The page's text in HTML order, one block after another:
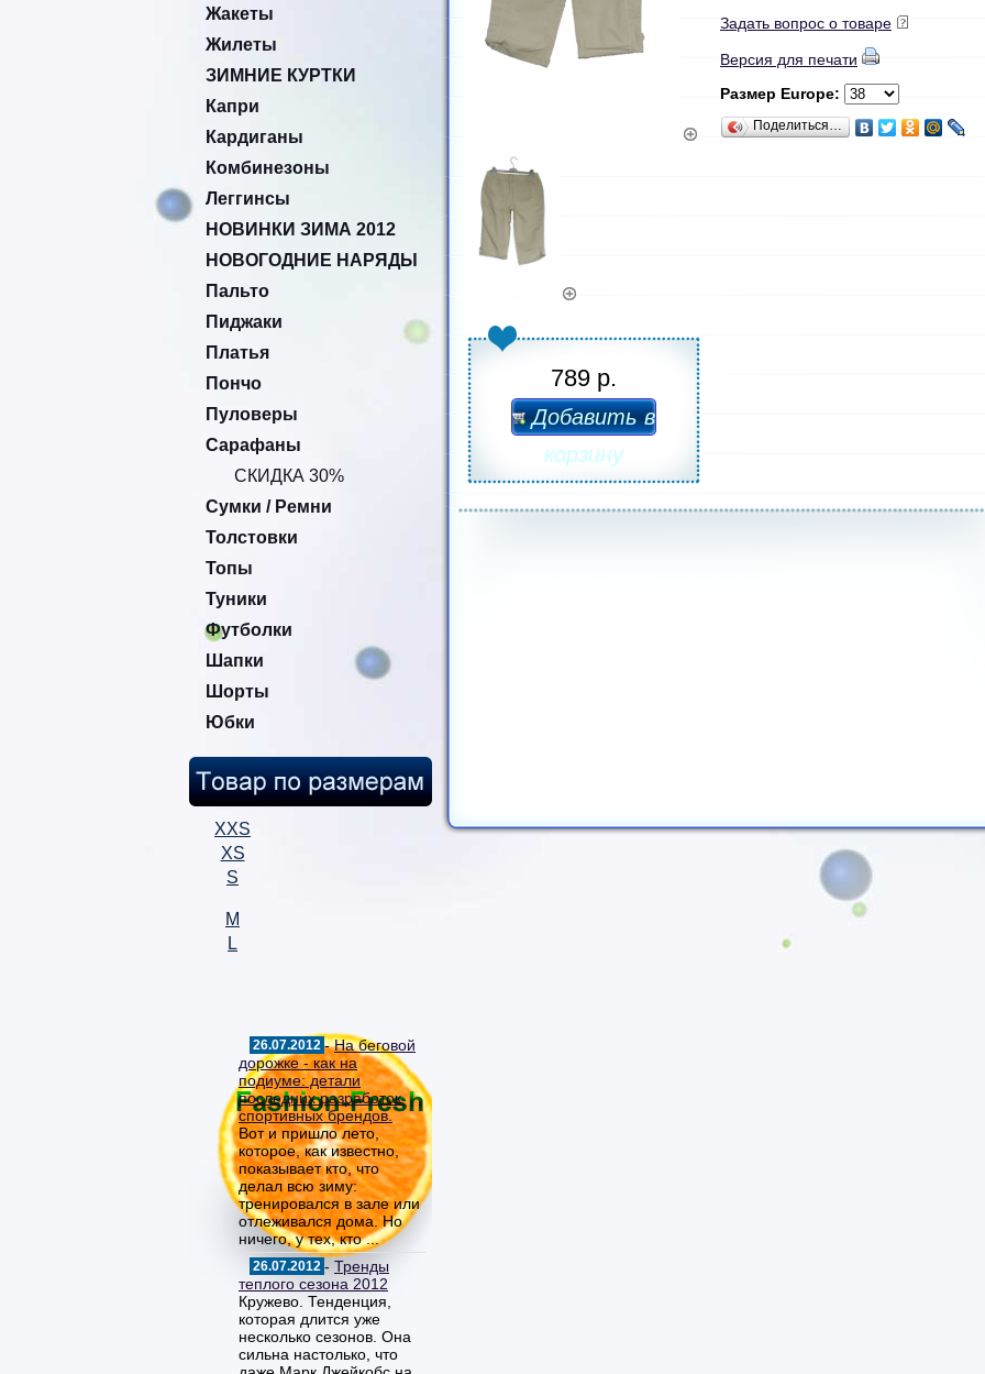
Жакеты
Жилеты
ЗИМНИЕ КУРТКИ
Капри
Кардиганы
Комбинезоны
Леггинсы
НОВИНКИ ЗИМА 2012
НОВОГОДНИЕ НАРЯДЫ
Пальто
Пиджаки
Платья
Пончо
Пуловеры
Сарафаны
СКИДКА 30%
Сумки / Ремни
Толстовки
Топы
Туники
Футболки
Шапки
Шорты
Юбки
XXS
XS
S
M
L
26.07.2012 -На беговой
дорожке - как на
подиуме: детали
последних разработок
спортивных брендов.
Вот и пришло лето,
которое, как известно,
показывает кто, что
делал всю зиму:
тренировался в зале или
отлеживался дома. Но
ничего, у тех, кто ...
26.07.2012 - Тренды
теплого сезона 2012
Кружево. Тенденция,
которая длится уже
несколько сезонов. Она
сильна настолько, что
789 р.
Добавить в
корзину
Задать вопрос о товаре
Версия для печати
Размер Europe:
Поделиться…